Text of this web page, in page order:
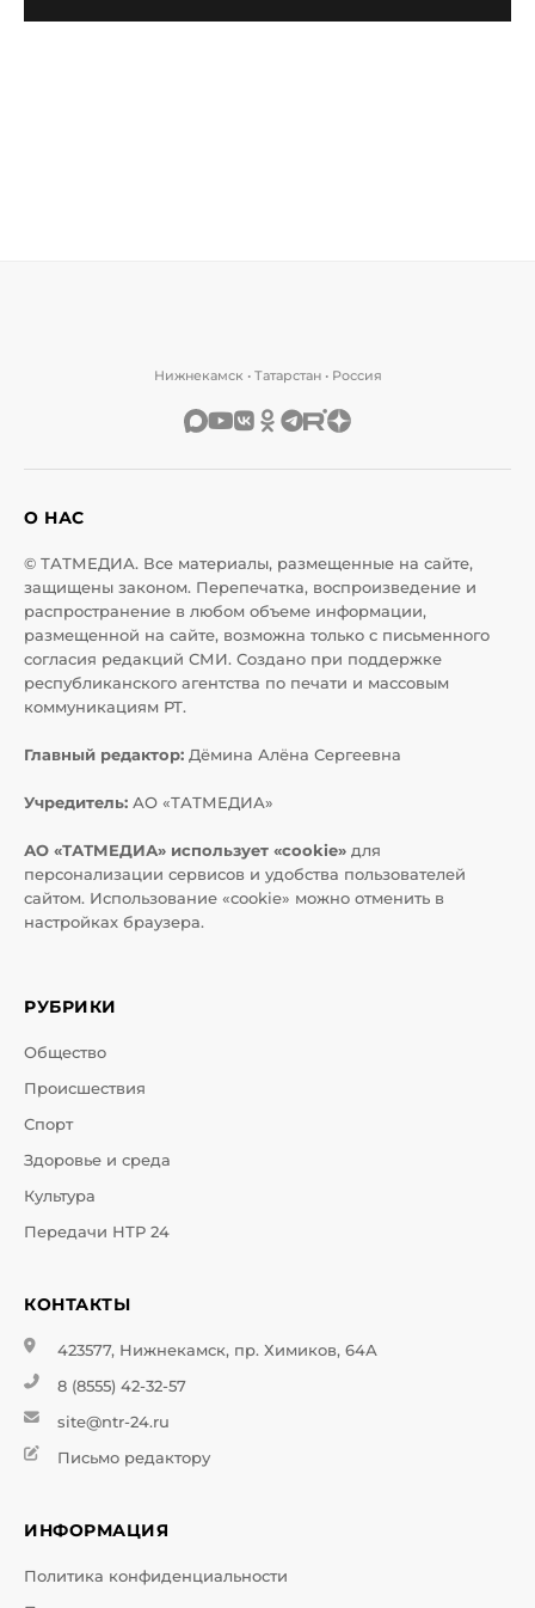
Нижнекамск • Татарстан • Россия
О НАС
© ТАТМЕДИА. Все материалы, размещенные на сайте,
защищены законом. Перепечатка, воспроизведение и
распространение в любом объеме информации,
размещенной на сайте, возможна только с письменного
согласия редакций СМИ. Создано при поддержке
республиканского агентства по печати и массовым
коммуникациям РТ.
Главный редактор: Дёмина Алёна Сергеевна
Учредитель: АО «ТАТМЕДИА»
АО «ТАТМЕДИА» использует «cookie» для
персонализации сервисов и удобства пользователей
сайтом. Использование «cookie» можно отменить в
настройках браузера.
РУБРИКИ
Общество
Происшествия
Спорт
Здоровье и среда
Культура
Передачи НТР 24
КОНТАКТЫ
423577, Нижнекамск, пр. Химиков, 64А
8 (8555) 42-32-57
site@ntr-24.ru
Письмо редактору
ИНФОРМАЦИЯ
Политика конфиденциальности